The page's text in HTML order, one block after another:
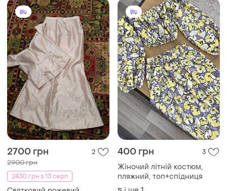
2700 грн 2
2900 грн
2430 грн з 13 серп
400 грн 3
Жіночий літній костюм,
пляжний, топ+спідниця